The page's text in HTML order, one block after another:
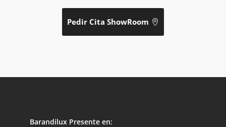
Pedir Cita ShowRoom
Barandilux Presente en: